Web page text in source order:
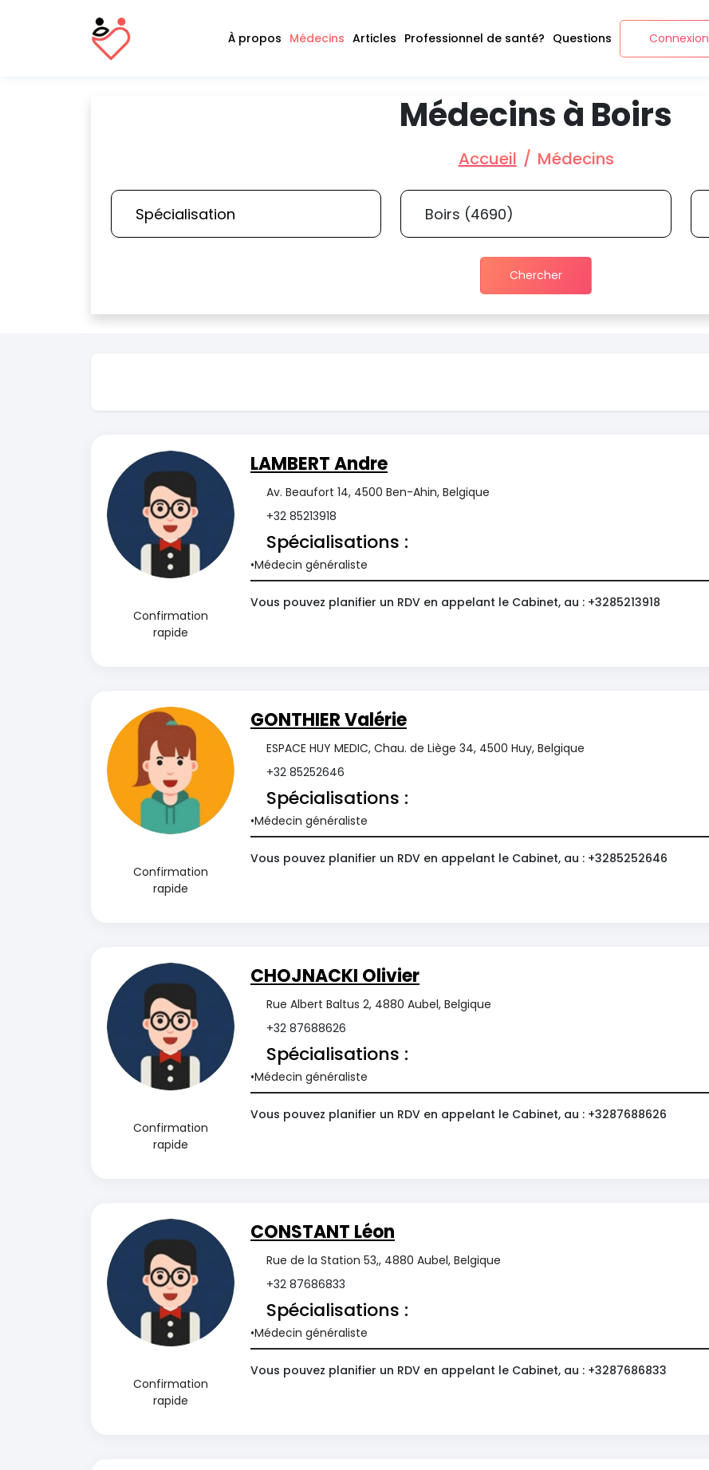
À propos Médecins Articles Professionnel de santé? Questions Connexion
Médecins à Boirs
Accueil Médecins
Chercher
Confirmation
rapide
LAMBERT Andre
Av. Beaufort 14, 4500 Ben-Ahin, Belgique
+32 85213918
Spécialisations :
Médecin généraliste
Vous pouvez planifier un RDV en appelant le Cabinet, au : +3285213918
Confirmation
rapide
GONTHIER Valérie
ESPACE HUY MEDIC, Chau. de Liège 34, 4500 Huy, Belgique
+32 85252646
Spécialisations :
Médecin généraliste
Vous pouvez planifier un RDV en appelant le Cabinet, au : +3285252646
Confirmation
rapide
CHOJNACKI Olivier
Rue Albert Baltus 2, 4880 Aubel, Belgique
+32 87688626
Spécialisations :
Médecin généraliste
Vous pouvez planifier un RDV en appelant le Cabinet, au : +3287688626
Confirmation
rapide
CONSTANT Léon
Rue de la Station 53,, 4880 Aubel, Belgique
+32 87686833
Spécialisations :
Médecin généraliste
Vous pouvez planifier un RDV en appelant le Cabinet, au : +3287686833